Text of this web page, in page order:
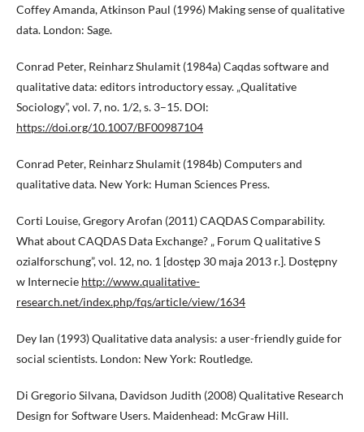
Coffey Amanda, Atkinson Paul (1996) Making sense of qualitative
data. London: Sage.
Conrad Peter, Reinharz Shulamit (1984a) Caqdas software and
qualitative data: editors introductory essay. „Qualitative
Sociology”, vol. 7, no. 1/2, s. 3–15. DOI:
https://doi.org/10.1007/BF00987104
Conrad Peter, Reinharz Shulamit (1984b) Computers and
qualitative data. New York: Human Sciences Press.
Corti Louise, Gregory Arofan (2011) CAQDAS Comparability.
What about CAQDAS Data Exchange? „ Forum Q ualitative S
ozialforschung”, vol. 12, no. 1 [dostęp 30 maja 2013 r.]. Dostępny
w Internecie http://www.qualitative-
research.net/index.php/fqs/article/view/1634
Dey Ian (1993) Qualitative data analysis: a user-friendly guide for
social scientists. London: New York: Routledge.
Di Gregorio Silvana, Davidson Judith (2008) Qualitative Research
Design for Software Users. Maidenhead: McGraw Hill.